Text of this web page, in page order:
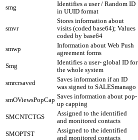
smg
Identifies a user / Random ID
in UUID format
smvr
Stores information about
visits (coded base64); Values
coded by base64
smwp
Information about Web Push
agreement forms
Smg
Identifies a user- global ID for
the whole system
smrcrsaved
Saves information if an ID
was signed to SALESmanago
smOViewsPopCap Saves information about pop-
up capping
SMCNTCTGS
Assigned to the identified
and monitored contacts
SMOPTST
Assigned to the identified
and monitored contacts